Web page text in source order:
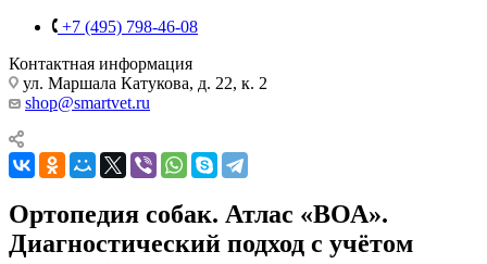
+7 (495) 798-46-08
Контактная информация
ул. Маршала Катукова, д. 22, к. 2
shop@smartvet.ru
Ортопедия собак. Атлас «ВОА».
Диагностический подход с учётом